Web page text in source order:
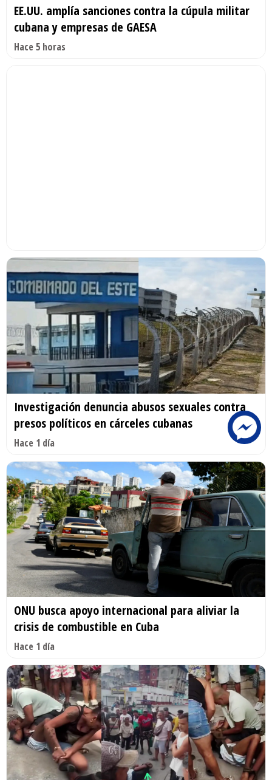
EE.UU. amplía sanciones contra la cúpula militar
cubana y empresas de GAESA
Hace 5 horas
Investigación denuncia abusos sexuales contra
presos políticos en cárceles cubanas
Hace 1 día
ONU busca apoyo internacional para aliviar la
crisis de combustible en Cuba
Hace 1 día